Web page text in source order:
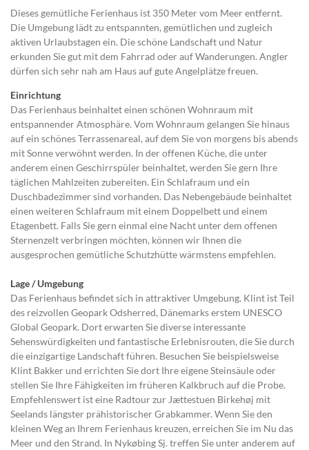
Dieses gemütliche Ferienhaus ist 350 Meter vom Meer entfernt.
Die Umgebung lädt zu entspannten, gemütlichen und zugleich
aktiven Urlaubstagen ein. Die schöne Landschaft und Natur
erkunden Sie gut mit dem Fahrrad oder auf Wanderungen. Angler
dürfen sich sehr nah am Haus auf gute Angelplätze freuen.
Einrichtung
Das Ferienhaus beinhaltet einen schönen Wohnraum mit
entspannender Atmosphäre. Vom Wohnraum gelangen Sie hinaus
auf ein schönes Terrassenareal, auf dem Sie von morgens bis abends
mit Sonne verwöhnt werden. In der offenen Küche, die unter
anderem einen Geschirrspüler beinhaltet, werden Sie gern Ihre
täglichen Mahlzeiten zubereiten. Ein Schlafraum und ein
Duschbadezimmer sind vorhanden. Das Nebengebäude beinhaltet
einen weiteren Schlafraum mit einem Doppelbett und einem
Etagenbett. Falls Sie gern einmal eine Nacht unter dem offenen
Sternenzelt verbringen möchten, können wir Ihnen die
ausgesprochen gemütliche Schutzhütte wärmstens empfehlen.
Lage/ Umgebung
Das Ferienhaus befindet sich in attraktiver Umgebung. Klint ist Teil
des reizvollen Geopark Odsherred, Dänemarks erstem UNESCO
Global Geopark. Dort erwarten Sie diverse interessante
Sehenswürdigkeiten und fantastische Erlebnisrouten, die Sie durch
die einzigartige Landschaft führen. Besuchen Sie beispielsweise
Klint Bakker und errichten Sie dort Ihre eigene Steinsäule oder
stellen Sie Ihre Fähigkeiten im früheren Kalkbruch auf die Probe.
Empfehlenswert ist eine Radtour zur Jættestuen Birkehøj mit
Seelands längster prähistorischer Grabkammer. Wenn Sie den
kleinen Weg an Ihrem Ferienhaus kreuzen, erreichen Sie im Nu das
Meer und den Strand. In Nykøbing Sj. treffen Sie unter anderem auf